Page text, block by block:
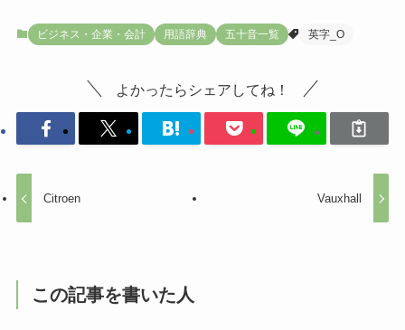
ビジネス・企業・会計 用語辞典 五十音一覧 英字_O
よかったらシェアしてね！
Citroen Vauxhall
この記事を書いた人